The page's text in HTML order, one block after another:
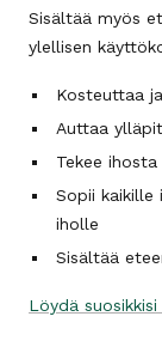
Sisältää myös
ylellisen
Kosteuttaa
Auttaa
Tekee
Sopii kaikille
iholle
Sisältää
Löydä